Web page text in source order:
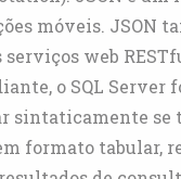
móveis. JSON
web
o SQL Server
sintaticamente se
formato tabular,